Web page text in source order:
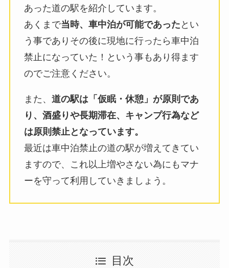
あった道の駅を紹介しています。
あくまで当時、車中泊が可能であった とい
う事でありその後に現地に行ったら車中泊
禁止になっていた！という事もあり得ます
のでご注意ください。
また、 道の駅は「仮眠・休憩」が原則であ
り、酒盛りや長期滞在、キャンプ行為など
は原則禁止となっています。
最近は車中泊禁止の道の駅が増えてきてい
ますので、これ以上増やさない為にもマナ
ーを守って利用していきましょう。
目次